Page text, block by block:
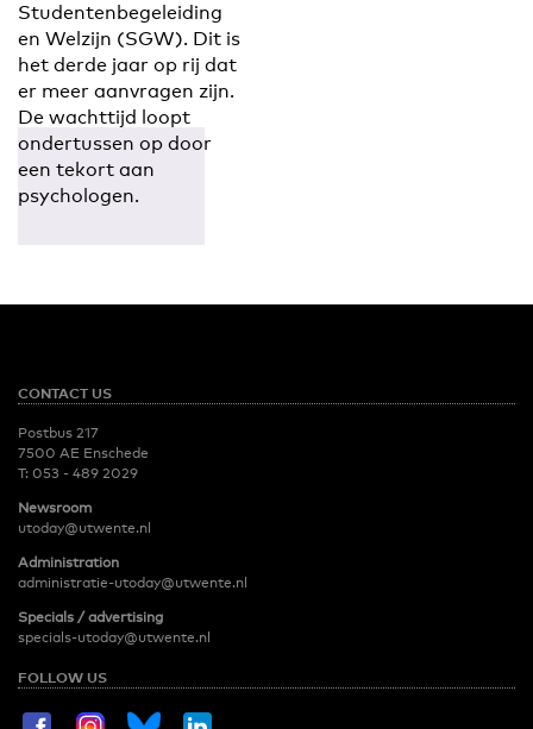
Studentenbegeleiding
en Welzijn (SGW). Dit is
het derde jaar op rij dat
er meer aanvragen zijn.
De wachttijd loopt
ondertussen op door
een tekort aan
psychologen.
CONTACT US
Postbus 217
7500 AE Enschede
T: 053 - 489 2029
Newsroom
utoday@utwente.nl
Administration
administratie-utoday@utwente.nl
Specials / advertising
specials-utoday@utwente.nl
FOLLOW US